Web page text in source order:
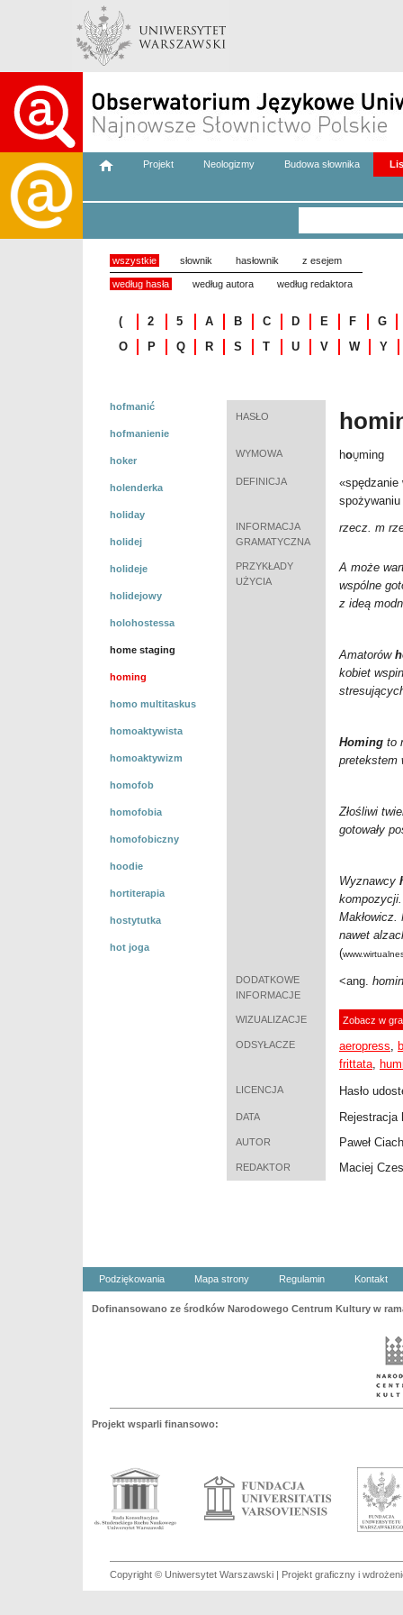
Projekt Neologizmy Budowa słownika
wszystkie słownik hasłownik z esejem
według hasła według autora według redaktora
( 2 5 A B C D E F
G
O
P Q R S T U V W Y
hofmanić
hofmanienie
hoker
holenderka
holiday
holidej
holideje
holidejowy
holohostessa
home staging
homing
homo multitaskus
homoaktywista
homoaktywizm
homofob
homofobia
homofobiczny
hoodie
hortiterapia
hostytutka
hot joga
HASŁO
WYMOWA hoṶming
DEFINICJA
«spędzanie
INFORMACJA
GRAMATYCZNA
rzecz. m
PRZYKŁADY
UŻYCIA
A może
wspólne
z ideą
Amatorów
kobiet
Homing to
pretekstem
Złośliwi
gotowały
Wyznawcy
nawet
(
DODATKOWE
INFORMACJE
<ang.
WIZUALIZACJE Zobacz w
ODSYŁACZE aeropress,
frittata,
LICENCJA Hasło
DATA Rejestracja
AUTOR Paweł Ciach
REDAKTOR Maciej
Podziękowania Mapa strony Regulamin Kontakt
Dofinansowano ze środków Narodowego Centrum Kultury w
Projekt wsparli finansowo:
Copyright © Uniwersytet Warszawski | Projekt graficzny i